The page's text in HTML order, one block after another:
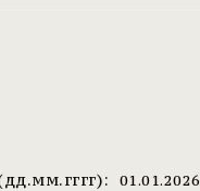
01.01.2026